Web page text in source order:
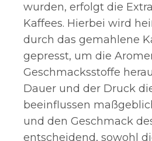
wurden, erfolgt die
Kaffees. Hierbei wird
durch das gemahlene
gepresst, um die
Geschmacksstoffe
Dauer und der Druck
beeinflussen
und den Geschmack
entscheidend, sowohl